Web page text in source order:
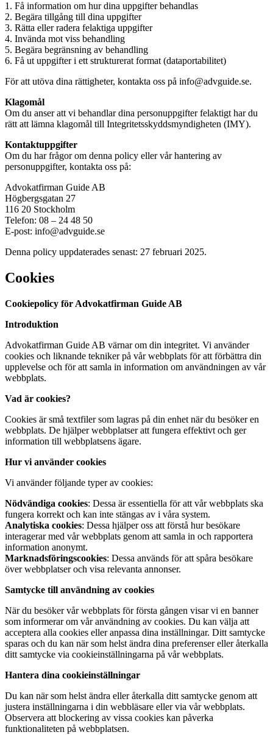
1. Få information om hur dina uppgifter behandlas
2. Begära tillgång till dina uppgifter
3. Rätta eller radera felaktiga uppgifter
4. Invända mot viss behandling
5. Begära begränsning av behandling
6. Få ut uppgifter i ett strukturerat format (dataportabilitet)
För att utöva dina rättigheter, kontakta oss på info@advguide.se.
Klagomål
Om du anser att vi behandlar dina personuppgifter felaktigt har du
rätt att lämna klagomål till Integritetsskyddsmyndigheten (IMY).
Kontaktuppgifter
Om du har frågor om denna policy eller vår hantering av
personuppgifter, kontakta oss på:
Advokatfirman Guide AB
Högbergsgatan 27
116 20 Stockholm
Telefon: 08 – 24 48 50
E-post: info@advguide.se
Denna policy uppdaterades senast: 27 februari 2025.
Cookies
Cookiepolicy för Advokatfirman Guide AB
Introduktion
Advokatfirman Guide AB värnar om din integritet. Vi använder
cookies och liknande tekniker på vår webbplats för att förbättra din
upplevelse och för att samla in information om användningen av vår
webbplats.
Vad är cookies?
Cookies är små textfiler som lagras på din enhet när du besöker en
webbplats. De hjälper webbplatser att fungera effektivt och ger
information till webbplatsens ägare.
Hur vi använder cookies
Vi använder följande typer av cookies:
Nödvändiga cookies: Dessa är essentiella för att vår webbplats ska
fungera korrekt och kan inte stängas av i våra system.
Analytiska cookies: Dessa hjälper oss att förstå hur besökare
interagerar med vår webbplats genom att samla in och rapportera
information anonymt.
Marknadsföringscookies: Dessa används för att spåra besökare
över webbplatser och visa relevanta annonser.
Samtycke till användning av cookies
När du besöker vår webbplats för första gången visar vi en banner
som informerar om vår användning av cookies. Du kan välja att
acceptera alla cookies eller anpassa dina inställningar. Ditt samtycke
sparas och du kan när som helst ändra dina preferenser eller återkalla
ditt samtycke via cookieinställningarna på vår webbplats.
Hantera dina cookieinställningar
Du kan när som helst ändra eller återkalla ditt samtycke genom att
justera inställningarna i din webbläsare eller via vår webbplats.
Observera att blockering av vissa cookies kan påverka
funktionaliteten på webbplatsen.